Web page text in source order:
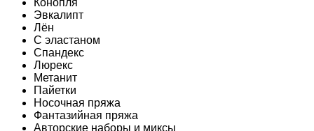
Конопля
Эвкалипт
Лён
C эластаном
Спандекс
Люрекс
Метанит
Пайетки
Носочная пряжа
Фантазийная пряжа
Авторские наборы и миксы